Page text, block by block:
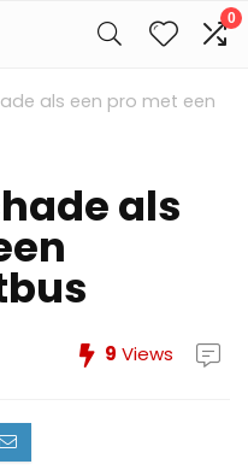
0
als een pro met een
als
9 Views